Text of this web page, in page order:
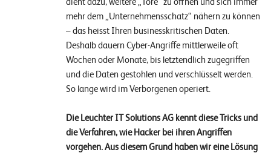
n
mehr dem „Unternehmensschatz“ nähern zu können
– das heisst Ihren businesskritischen Daten.
Deshalb dauern Cyber-Angriffe mittlerweile oft
Wochen oder Monate, bis letztendlich zugegriffen
und die Daten gestohlen und verschlüsselt werden.
So lange wird im Verborgenen operiert.
Die Leuchter IT Solutions AG kennt diese Tricks und
die Verfahren, wie Hacker bei ihren Angriffen
vorgehen. Aus diesem Grund haben wir eine Lösung